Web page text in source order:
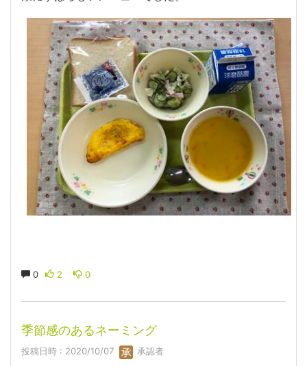
0 2 0
季節感のあるネーミング
投稿日時 : 2020/10/07 承認者